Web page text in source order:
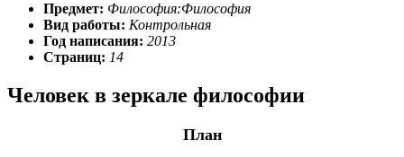
Предмет: Философия:Философия
Вид работы: Контрольная
Год написания: 2013
Страниц: 14
Человек в зеркале философии
План